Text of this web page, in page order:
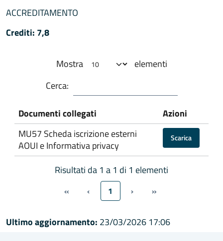
ACCREDITAMENTO
Crediti: 7,8
Mostra
elementi
Cerca:
Documenti collegati
Azioni
MU57 Scheda iscrizione esterni
AOUI e Informativa privacy
Scarica
Risultati da 1 a 1 di 1 elementi
« ‹ 1 › »
Ultimo aggiornamento: 23/03/2026 17:06